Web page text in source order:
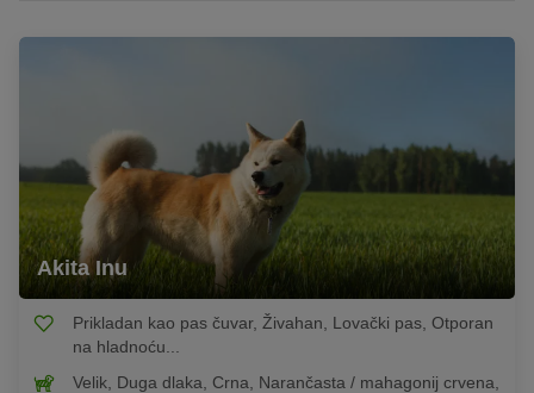
Akita Inu
Prikladan kao pas čuvar, Živahan, Lovački pas, Otporan
na hladnoću...
Velik, Duga dlaka, Crna, Narančasta / mahagonij crvena,